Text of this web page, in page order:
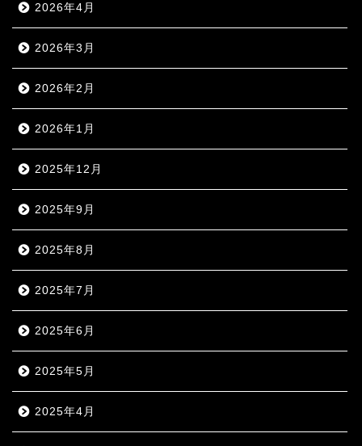
2026年4月
2026年3月
2026年2月
2026年1月
2025年12月
2025年9月
2025年8月
2025年7月
2025年6月
2025年5月
2025年4月